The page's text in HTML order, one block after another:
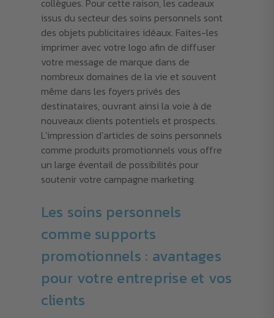
collègues. Pour cette raison, les cadeaux
issus du secteur des soins personnels sont
des objets publicitaires idéaux. Faites-les
imprimer avec votre logo afin de diffuser
votre message de marque dans de
nombreux domaines de la vie et souvent
même dans les foyers privés des
destinataires, ouvrant ainsi la voie à de
nouveaux clients potentiels et prospects.
L’impression d’articles de soins personnels
comme produits promotionnels vous offre
un large éventail de possibilités pour
soutenir votre campagne marketing.
Les soins personnels
comme supports
promotionnels : avantages
pour votre entreprise et vos
clients